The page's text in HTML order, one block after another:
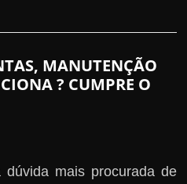
MANUTENÇÃO
? CUMPRE O
dúvida mais procurada de